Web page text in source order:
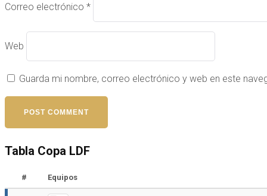
Correo electrónico *
Web
Guarda mi nombre, correo electrónico y web en este
Tabla Copa LDF
# Equipos